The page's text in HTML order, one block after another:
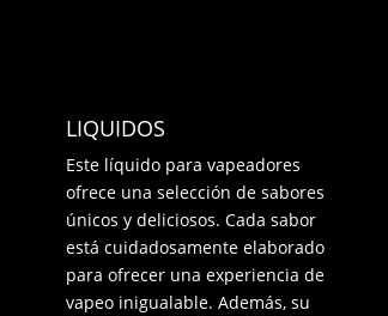
LIQUIDOS
Este líquido para vapeadores
ofrece una selección de sabores
únicos y deliciosos. Cada sabor
está cuidadosamente elaborado
para ofrecer una experiencia de
vapeo inigualable. Además, su